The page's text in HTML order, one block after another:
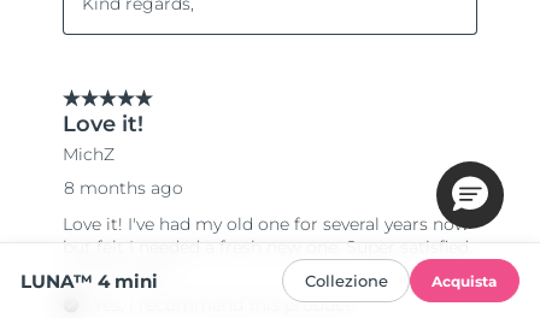
LUNA™ 4 mini Collezione Acquista